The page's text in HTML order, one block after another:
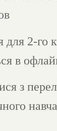
для 2-го
в
з